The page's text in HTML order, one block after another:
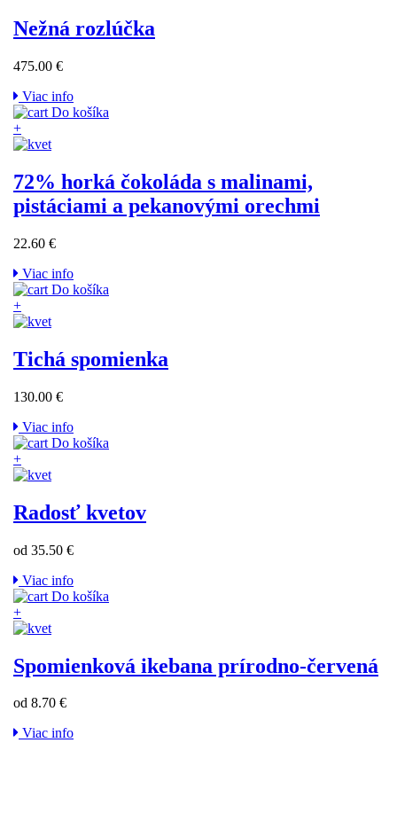
Nežná rozlúčka
475.00 €
Viac info
Do košíka
+
72% horká čokoláda s malinami,
pistáciami a pekanovými orechmi
22.60 €
Viac info
Do košíka
+
Tichá spomienka
130.00 €
Viac info
Do košíka
+
Radosť kvetov
od 35.50 €
Viac info
Do košíka
+
Spomienková ikebana prírodno-červená
od 8.70 €
Viac info